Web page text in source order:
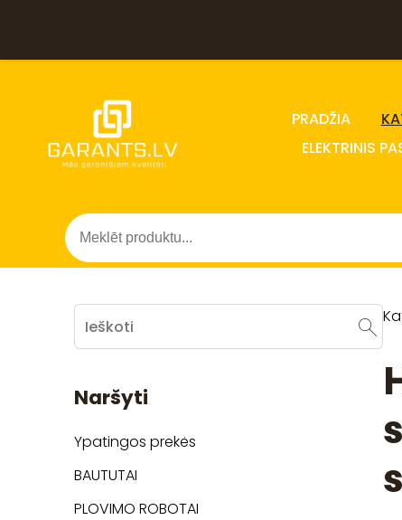
PRADŽIA
ELEKTRINIS
Naršyti
Ypatingos prekės
BAUTUTAI
PLOVIMO ROBOTAI